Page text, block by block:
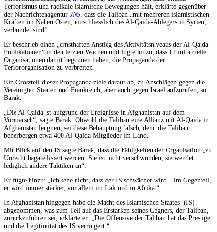
Terrorismus und radikale islamische Bewegungen hält, erklärte gegenüber
der Nachrichtenagentur JNS , dass die Taliban „mit mehreren islamistischen
Kräften im Nahen Osten, einschliesslich des Al-Qaida-Ablegers in Syrien,
verbündet sind“.
Er beschrieb einen „ernsthaften Anstieg des Aktivitätsniveaus der Al-Qaida-
Publikationen“ in den letzten Wochen und fügte hinzu, dass 12 informelle
Organisationen damit begonnen haben, die Propaganda der
Terrororganisation zu verbreiten.
Ein Grossteil dieser Propaganda ziele darauf ab, zu Anschlägen gegen die
Vereinigten Staaten und Frankreich, aber auch gegen Israel aufzurufen, so
Barak.
„Die Al-Qaida ist aufgrund der Ereignisse in Afghanistan auf dem
Vormarsch“, sagte Barak. Obwohl die Taliban eine Allianz mit Al-Qaida in
Afghanistan leugnen, sei diese Behauptung falsch, denn die Taliban
beherbergen etwa 400 Al-Qaida-Mitglieder im Land.
Mit Blick auf den IS sagte Barak, dass die Fähigkeiten der Organisation „zu
Unrecht bagatellisiert werden. Sie ist nicht verschwunden, sie wendet
lediglich andere Taktiken an“.
Er fügte hinzu: „Ich sehe nicht, dass der IS schwächer wird – im Gegenteil,
er wird immer stärker, vor allem im Irak und in Afrika.“
In Afghanistan hingegen habe die Macht des Islamischen Staates (IS)
abgenommen, was zum Teil auf das Erstarken seines Gegners, der Taliban,
zurückzuführen sei, erklärte er: „Die Offensive der Taliban hat das Prestige
und die Legitimität des IS verringert.“